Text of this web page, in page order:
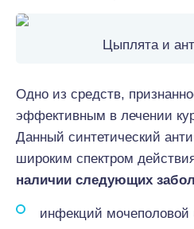
Цыплята и
Одно из средств,
эффективным в лечении
Данный синтетический
широким спектром
наличии следующих
инфекций